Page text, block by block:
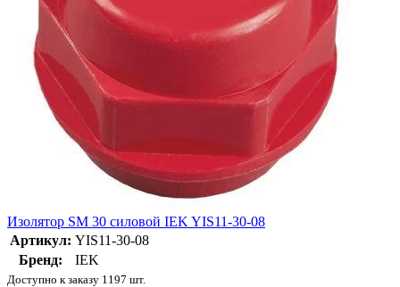
Изолятор SM 30 силовой IEK YIS11-30-08
Артикул: YIS11-30-08
Бренд:
IEK
Доступно к заказу 1197 шт.